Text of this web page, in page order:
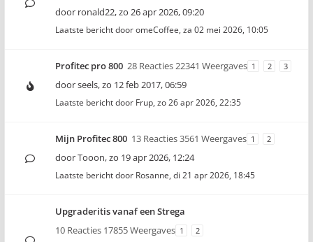
door ronald22,zo 26 apr 2026, 09:20
Laatste bericht dooromeCoffee, za 02 mei 2026, 10:05
Profitec pro 800 28 Reacties 22341 Weergaves 1 2 3
doorseels,zo 12 feb 2017, 06:59
Laatste bericht door Frup, zo 26 apr 2026, 22:35
Mijn Profitec 800 13 Reacties 3561 Weergaves 1 2
doorTooon,zo 19 apr 2026, 12:24
Laatste bericht door Rosanne, di 21 apr 2026, 18:45
Upgraderitis vanaf een Strega
10 Reacties 17855 Weergaves 1 2